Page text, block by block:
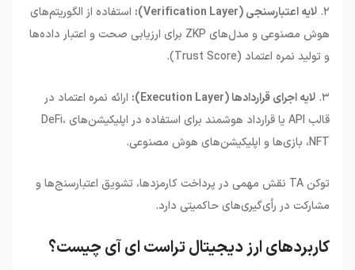
۲. لایه اعتبارسنجی (Verification Layer):
استفاده از الگوریتم‌های
هوش مصنوعی و مدل‌های ZKP برای ارزیابی صحت و اعتبار داده‌ها
و تولید نمره اعتماد (Trust Score).
۳. لایه اجرای قراردادها (Execution Layer):
ارائه نمره اعتماد در
قالب API یا قرارداد هوشمند برای استفاده در اپلیکیشن‌های DeFi،
NFT، بازی‌ها و اپلیکیشن‌های هوش مصنوعی.
توکن TA نقش مهمی در پرداخت کارمزدها، تشویق اعتبارسنج‌ها و
مشارکت در رأی‌گیری‌های حاکمیتی دارد.
کاربردهای ارز دیجیتال تراست ای آی چیست؟